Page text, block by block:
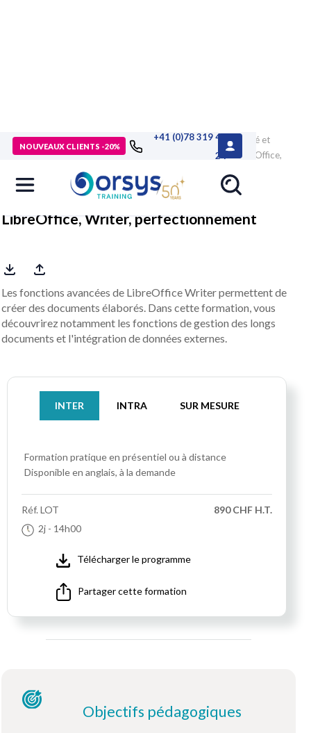
NOUVEAUX CLIENTS -20%
+41 (0)78 319 46
24
> Formations>Compétences métiers> Outils de productivité et
bureautique>Outlook, Word, PowerPoint
Formation LibreOffice,
Writer, perfectionnement
LibreOffice, Writer, perfectionnement
Les fonctions avancées de LibreOffice Writer permettent de
créer des documents élaborés. Dans cette formation, vous
découvrirez notamment les fonctions de gestion des longs
documents et l'intégration de données externes.
INTER INTRA SUR MESURE
Formation pratique en présentiel ou à distance
Disponible en anglais, à la demande
Réf.LOT
2j - 14h00
890 CHF H.T.
Télécharger le programme
Partager cette formation
Objectifs pédagogiques